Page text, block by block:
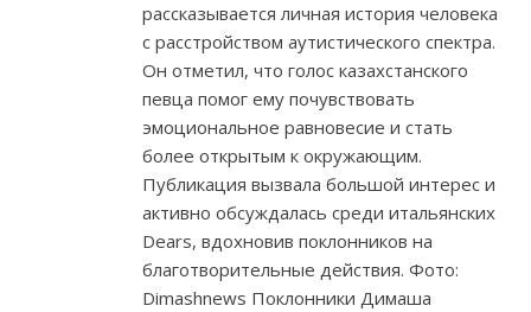
рассказывается личная история человека
с расстройством аутистического спектра.
Он отметил, что голос казахстанского
певца помог ему почувствовать
эмоциональное равновесие и стать
более открытым к окружающим.
Публикация вызвала большой интерес и
активно обсуждалась среди итальянских
Dears, вдохновив поклонников на
благотворительные действия. Фото:
Dimashnews Поклонники Димаша